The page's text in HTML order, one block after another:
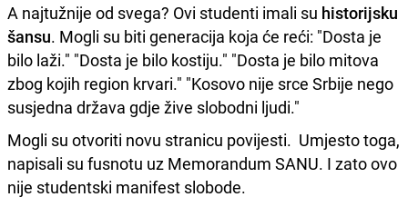
A najtužnije od svega? Ovi studenti imali su historijsku
šansu. Mogli su biti generacija koja će reći: "Dosta je
bilo laži." "Dosta je bilo kostiju." "Dosta je bilo mitova
zbog kojih region krvari." "Kosovo nije srce Srbije nego
susjedna država gdje žive slobodni ljudi."
Mogli su otvoriti novu stranicu povijesti. Umjesto toga,
napisali su fusnotu uz Memorandum SANU. I zato ovo
nije studentski manifest slobode.